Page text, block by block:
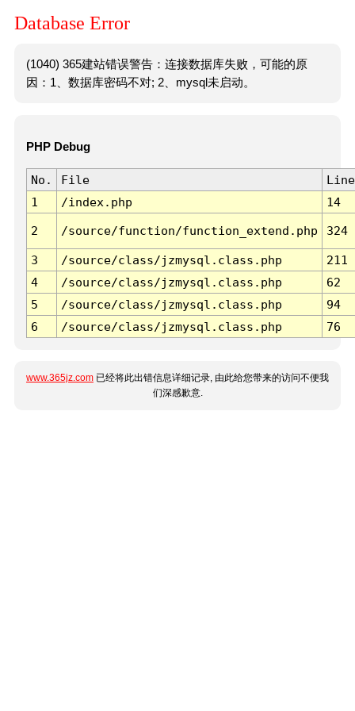
Database Error
(1040) 365建站错误警告：连接数据库失败，可能的原
因：1、数据库密码不对; 2、mysql未启动。
PHP Debug
No. File
Line
1
/index.php 14
2 /source/function/function_extend.php 324
3 /source/class/jzmysql.class.php
211
4
/source/class/jzmysql.class.php
62
5
/source/class/jzmysql.class.php
94
6
/source/class/jzmysql.class.php 76
www.365jz.com 已经将此出错信息详细记录, 由此给您带来的访问不便我
们深感歉意.